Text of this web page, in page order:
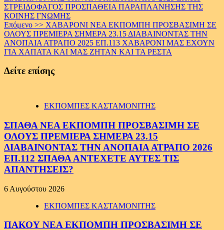
ΣΤΡΕΙΔΟΦΑΓΟΣ ΠΡΟΣΠΑΘΕΙΑ ΠΑΡΑΠΛΑΝΗΣΗΣ ΤΗΣ
ΚΟΙΝΗΣ ΓΝΩΜΗΣ
Επόμενο >> ΧΑΒΑΡΟΝΙ ΝΕΑ ΕΚΠΟΜΠΗ ΠΡΟΣΒΑΣΙΜΗ ΣΕ
ΟΛΟΥΣ ΠΡΕΜΙΕΡΑ ΣΗΜΕΡΑ 23.15 ΔΙΑΒΑΙΝΟΝΤΑΣ ΤΗΝ
ΑΝΟΠΑΙΑ ΑΤΡΑΠΟ 2025 ΕΠ.113 ΧΑΒΑΡΟΝΙ ΜΑΣ ΕΧΟΥΝ
ΓΙΑ ΧΑΠΑΤΑ ΚΑΙ ΜΑΣ ΖΗΤΑΝ ΚΑΙ ΤΑ ΡΕΣΤΑ
Δείτε επίσης
ΕΚΠΟΜΠΕΣ ΚΑΣΤΑΜΟΝΙΤΗΣ
ΣΠΑΘΑ ΝΕΑ ΕΚΠΟΜΠΗ ΠΡΟΣΒΑΣΙΜΗ ΣΕ
ΟΛΟΥΣ ΠΡΕΜΙΕΡΑ ΣΗΜΕΡΑ 23.15
ΔΙΑΒΑΙΝΟΝΤΑΣ ΤΗΝ ΑΝΟΠΑΙΑ ΑΤΡΑΠΟ 2026
ΕΠ.112 ΣΠΑΘΑ ΑΝΤΕΧΕΤΕ ΑΥΤΕΣ ΤΙΣ
ΑΠΑΝΤΗΣΕΙΣ?
6 Αυγούστου 2026
ΕΚΠΟΜΠΕΣ ΚΑΣΤΑΜΟΝΙΤΗΣ
ΠΑΚΟΥ ΝΕΑ ΕΚΠΟΜΠΗ ΠΡΟΣΒΑΣΙΜΗ ΣΕ